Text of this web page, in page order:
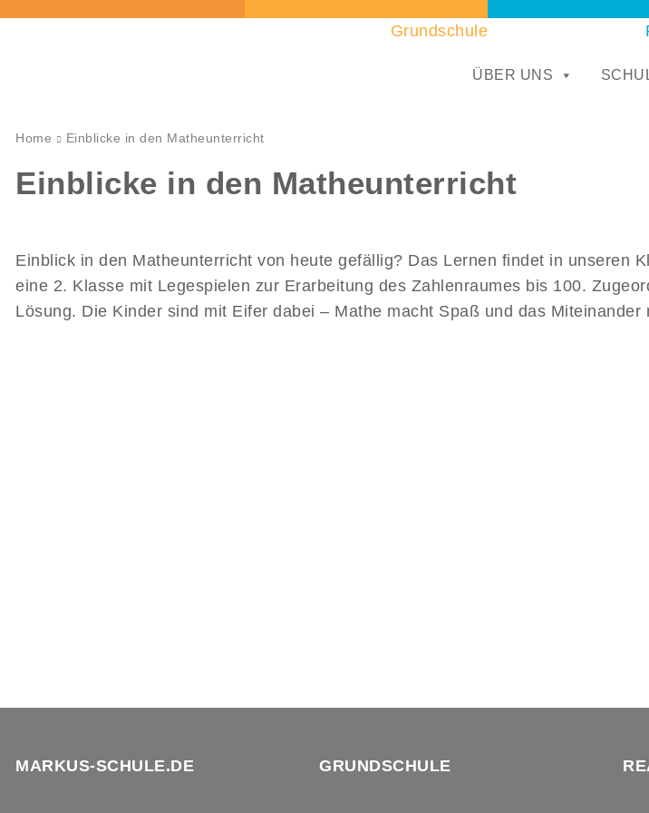
Grundschule
ÜBER UNS
Home Einblicke in den Matheunterricht
Einblicke in den Matheunterricht
Einblick in den Matheunterricht von heute gefällig? Das Lernen findet in unseren
eine 2. Klasse mit Legespielen zur Erarbeitung des Zahlenraumes bis 100.
Lösung. Die Kinder sind mit Eifer dabei – Mathe macht Spaß und das Miteinander
MARKUS-SCHULE.DE GRUNDSCHULE